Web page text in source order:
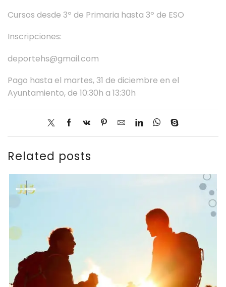
Cursos desde 3º de Primaria hasta 3º de ESO
Inscripciones:
deportehs@gmail.com
Pago hasta el martes, 31 de diciembre en el
Ayuntamiento, de 10:30h a 13:30h
Related posts